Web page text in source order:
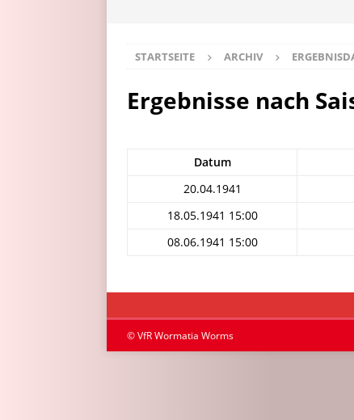
STARTSEITE ARCHIV
Ergebnisse nach
Datum
20.04.1941
18.05.1941 15:00
08.06.1941 15:00
© VfR Wormatia Worms